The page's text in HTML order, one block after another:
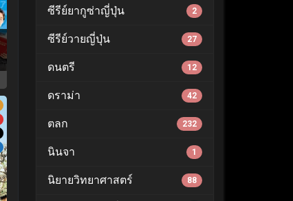
ซีรีย์ยากูซ่าญี่ปุ่น 2
ซีรีย์วายญี่ปุ่น 27
ดนตรี 12
ดราม่า 42
ตลก 232
นินจา 1
นิยายวิทยาศาสตร์ 88